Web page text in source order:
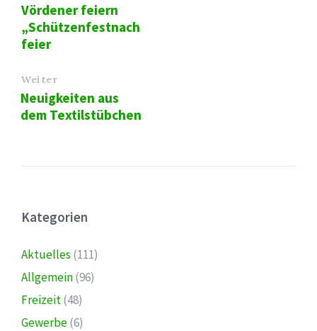
Vördener feiern
„Schützenfestnach
feier
Weiter
Neuigkeiten aus
dem Textilstübchen
Kategorien
Aktuelles (111)
Allgemein(96)
Freizeit(48)
Gewerbe(6)